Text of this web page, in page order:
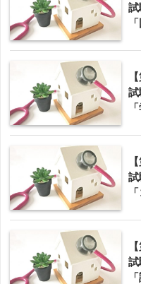
試
試
試
試